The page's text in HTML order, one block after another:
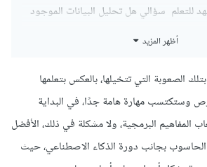
للتعلم سؤالي هل تحليل البيانات الموجود
أظهر المزيد
الصعوبة التي تتخيلها، بالعكس بتعلمها
وستكتسب مهارة هامة جدًا، في البداية
البرمجية، ولا مشكلة في ذلك، الأفضل
بجانب دورة الذكاء الاصطناعي، حيث